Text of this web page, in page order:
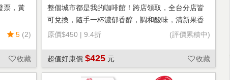
票，黃
5 (2)
收藏
式咖啡(大杯-冰)
整個城市都是我的咖啡館！跨店領取，全台分店皆
可兌換，隨手一杯濃郁香醇，調和酸味，清新果香
回甘不苦澀
原價$450 | 9.4折 (評價累積中)
超值好康價 $425 元 收藏